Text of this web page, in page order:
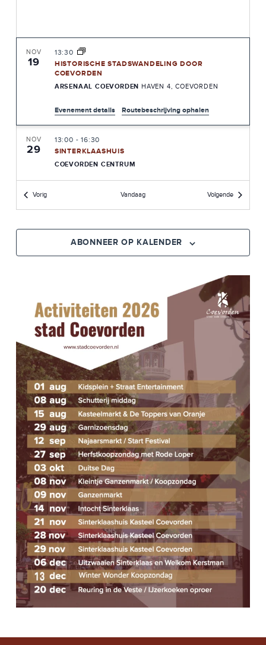
Z
O
E
N
E
N
W
E
G
E
V
E
N
N
A
V
I
G
A
T
E
E
A
V
I
G
A
E
NOV
19
13:30
HISTORISCHE STADSWANDELING DOOR
COEVORDEN
ARSENAAL COEVORDEN HAVEN 4, COEVORDEN
Evenement details Routebeschrijving ophalen
NOV
29
13:00 -16:30
SINTERKLAASHUIS
COEVORDEN CENTRUM
DEC
14 EXTRA DECEMBER KOOPZONDAG
DEC
21
12:00-17:00
KOOPZONDAG
COEVORDEN CENTRUM
DEC
21
13:00-17:00
IJZERKOEKENOPROER
COEVORDEN CENTRUM
MRT
29
13:00-17:00
VOORJAARS-KOOPZONDAG
COEVORDEN CENTRUM
APR
4
10:00-16:00
PAASZATERDAG
COEVORDEN CENTRUM
APR
8
19:00-21:30
LEZING: BARBARA HENKES –
SLAVERNIJVERLEDEN IN DRENTHE
FRIESESTRAAT 50 FRIESESTRAAT 50, COEVORDEN
APR
27
VorigEvenementen Vandaag Volgende
ABONNEER OP KALENDER